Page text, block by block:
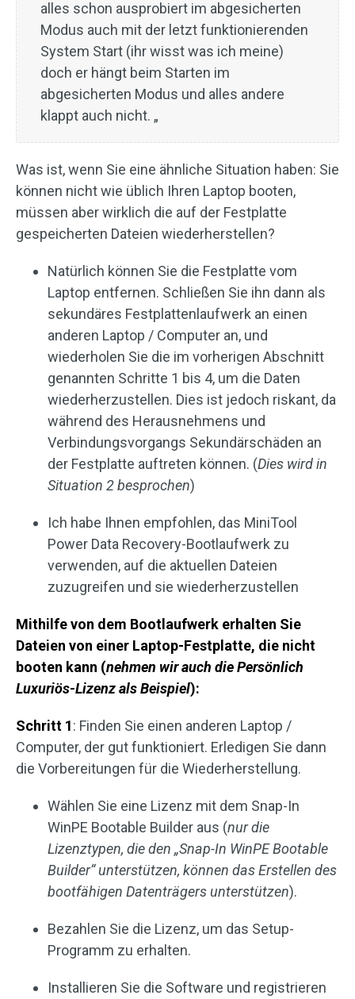
alles schon ausprobiert im abgesicherten
Modus auch mit der letzt funktionierenden
System Start (ihr wisst was ich meine)
doch er hängt beim Starten im
abgesicherten Modus und alles andere
klappt auch nicht. „
Was ist, wenn Sie eine ähnliche Situation haben: Sie
können nicht wie üblich Ihren Laptop booten,
müssen aber wirklich die auf der Festplatte
gespeicherten Dateien wiederherstellen?
Natürlich können Sie die Festplatte vom
Laptop entfernen. Schließen Sie ihn dann als
sekundäres Festplattenlaufwerk an einen
anderen Laptop / Computer an, und
wiederholen Sie die im vorherigen Abschnitt
genannten Schritte 1 bis 4, um die Daten
wiederherzustellen. Dies ist jedoch riskant, da
während des Herausnehmens und
Verbindungsvorgangs Sekundärschäden an
der Festplatte auftreten können. (Dies wird in
Situation 2 besprochen)
Ich habe Ihnen empfohlen, das MiniTool
Power Data Recovery-Bootlaufwerk zu
verwenden, auf die aktuellen Dateien
zuzugreifen und sie wiederherzustellen
Mithilfe von dem Bootlaufwerk erhalten Sie
Dateien von einer Laptop-Festplatte, die nicht
booten kann (nehmen wir auch die Persönlich
Luxuriös-Lizenz als Beispiel):
Schritt 1: Finden Sie einen anderen Laptop /
Computer, der gut funktioniert. Erledigen Sie dann
die Vorbereitungen für die Wiederherstellung.
Wählen Sie eine Lizenz mit dem Snap-In
WinPE Bootable Builder aus (nur die
Lizenztypen, die den „Snap-In WinPE Bootable
Builder“ unterstützen, können das Erstellen des
bootfähigen Datenträgers unterstützen).
Bezahlen Sie die Lizenz, um das Setup-
Programm zu erhalten.
Installieren Sie die Software und registrieren